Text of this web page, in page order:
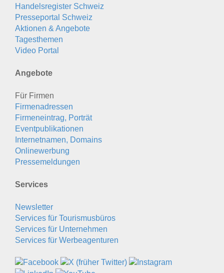
Handelsregister Schweiz
Presseportal Schweiz
Aktionen & Angebote
Tagesthemen
Video Portal
Angebote
Für Firmen
Firmenadressen
Firmeneintrag, Porträt
Eventpublikationen
Internetnamen, Domains
Onlinewerbung
Pressemeldungen
Services
Newsletter
Services für Tourismusbüros
Services für Unternehmen
Services für Werbeagenturen